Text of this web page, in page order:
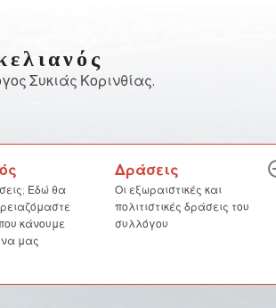
Συκιάς Κορινθίας.
Εδώ θα
κάνουμε
να μας
Δράσεις
Οι εξωραιστικές και
πολιτιστικές δράσεις του
συλλόγου